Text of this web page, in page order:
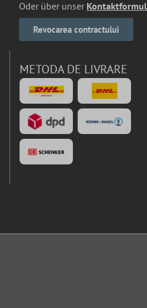
Oder über unser
Revocarea contractului
METODA DE LIVRARE